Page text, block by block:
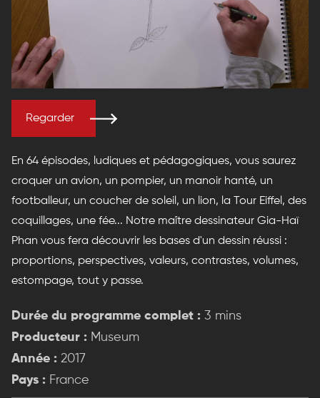
Regarder
En 64 épisodes, ludiques et pédagogiques, vous saurez
croquer un avion, un pompier, un manoir hanté, un
footballeur, un coucher de soleil, un lion, la Tour Eiffel, des
coquillages, une fée... Notre maître dessinateur Gia-Haï
Phan vous fera découvrir les bases d'un dessin réussi :
proportions, perspectives, valeurs, contrastes, volumes,
estompage, tout y passe.
Durée du programme complet : 3 mins
Producteur : Museum
Année : 2017
Pays : France